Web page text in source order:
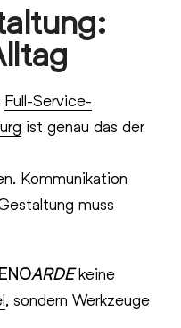
Full-Service-
ist genau das der
Kommunikation
muss
ARDEkeine
, sondern Werkzeuge